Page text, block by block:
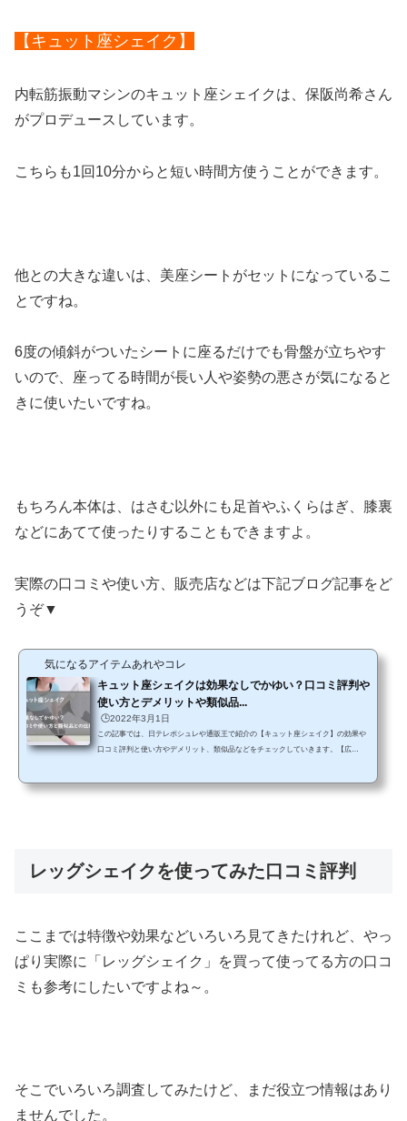
【キュット座シェイク】
内転筋振動マシンのキュット座シェイクは、保阪尚希さん
がプロデュースしています。
こちらも1回10分からと短い時間方使うことができます。
他との大きな違いは、美座シートがセットになっているこ
とですね。
6度の傾斜がついたシートに座るだけでも骨盤が立ちやす
いので、座ってる時間が長い人や姿勢の悪さが気になると
きに使いたいですね。
もちろん本体は、はさむ以外にも足首やふくらはぎ、膝裏
などにあてて使ったりすることもできますよ。
実際の口コミや使い方、販売店などは下記ブログ記事をど
うぞ▼
気になるアイテムあれやコレ
キュット座シェイクは効果なしでかゆい？口コミ評判や
使い方とデメリットや類似品...
🕒️2022年3月1日
この記事では、日テレポシュレや通販王で紹介の【キュット座シェイク】の効果や
口コミ評判と使い方やデメリット、類似品などをチェックしていきます。【広
挫折するのはもったいない！ そんな方に最適なのが保阪尚希さんプロデュースの
レッグシェイクを使ってみた口コミ評判
ここまでは特徴や効果などいろいろ見てきたけれど、やっ
ぱり実際に「レッグシェイク」を買って使ってる方の口コ
ミも参考にしたいですよね～。
そこでいろいろ調査してみたけど、まだ役立つ情報はあり
ませんでした。